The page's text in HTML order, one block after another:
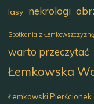
lasy nekrologi
Spotkania z Łemkowszczyzną
warto przeczytać
Łemkowska
Łemkowski Pierścionek